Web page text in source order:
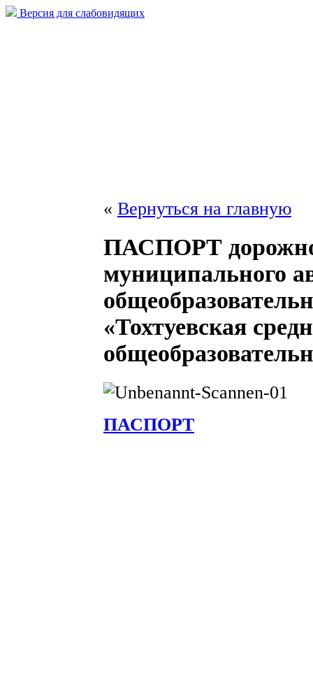
Версия для слабовидящих
« Вернуться на главную
ПАСПОРТ
муниципального
«Тохтуевская
ПАСПОРТ